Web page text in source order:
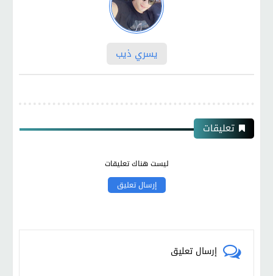
يسري ذيب
تعليقات
ليست هناك تعليقات
إرسال تعليق
إرسال تعليق